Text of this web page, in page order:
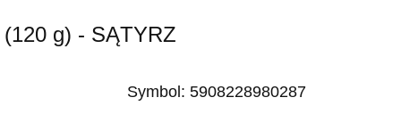
g) - SĄTYRZ
Symbol: 5908228980287